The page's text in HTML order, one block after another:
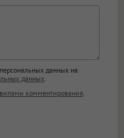
<s>, <big>,
<ul>, <ol>, <li>,
HTML,
будет
данных на
данных.
комментирования.